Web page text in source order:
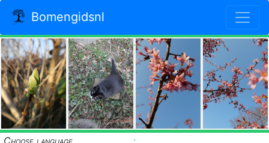
Bomengidsnl
.
.